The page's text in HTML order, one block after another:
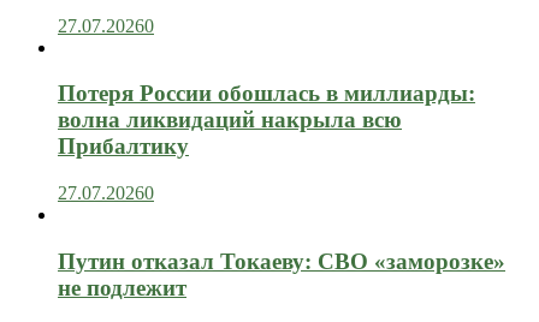
27.07.20260
Потеря России обошлась в миллиарды:
волна ликвидаций накрыла всю
Прибалтику
27.07.20260
Путин отказал Токаеву: СВО «заморозке»
не подлежит